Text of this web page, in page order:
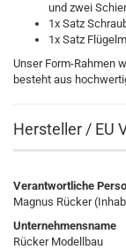
und zwei
1x Satz
1x Satz
Unser Form-Rahmen
besteht aus
Hersteller / EU
Verantwortliche
Magnus Rücker
Unternehmensname
Rücker Modellbau